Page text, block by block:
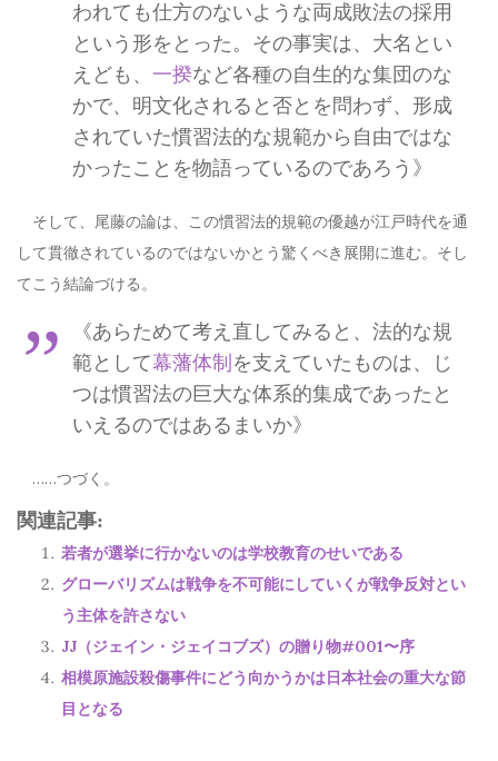
われても仕方のないような両成敗法の採用
という形をとった。その事実は、大名とい
えども、 一揆など各種の自生的な集団のな
かで、明文化されると否とを問わず、形成
されていた慣習法的な規範から自由ではな
かったことを物語っているのであろう》
そして、尾藤の論は、この慣習法的規範の優越が江戸時代を通
して貫徹されているのではないかとう驚くべき展開に進む。そし
てこう結論づける。
《あらためて考え直してみると、法的な規
範として幕藩体制 を支えていたものは、じ
つは慣習法の巨大な体系的集成であったと
いえるのではあるまいか》
……つづく。
関連記事:
若者が選挙に行かないのは学校教育のせいである
グローバリズムは戦争を不可能にしていくが戦争反対とい
う主体を許さない
JJ（ジェイン・ジェイコブズ）の贈り物#001〜序
相模原施設殺傷事件にどう向かうかは日本社会の重大な節
目となる